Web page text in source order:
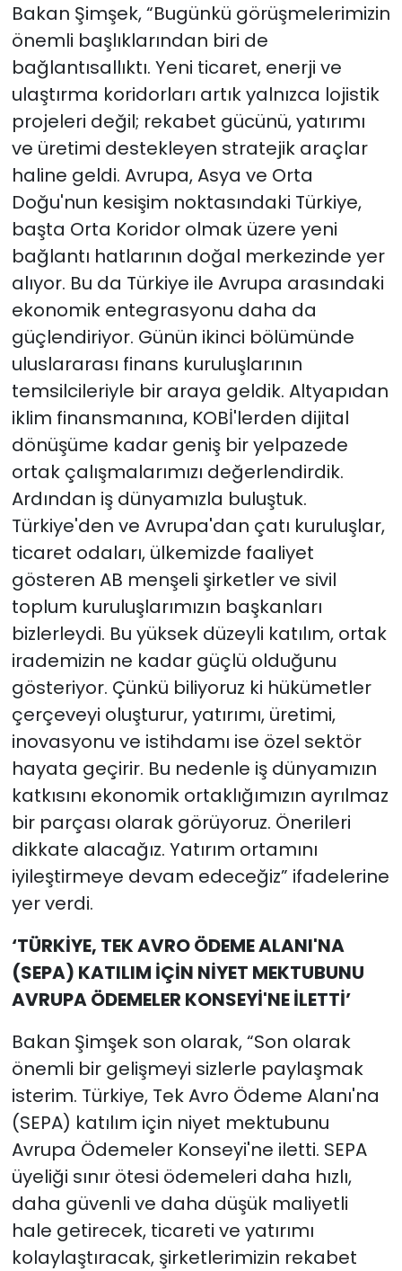
Bakan Şimşek, “Bugünkü görüşmelerimizin
önemli başlıklarından biri de
bağlantısallıktı. Yeni ticaret, enerji ve
ulaştırma koridorları artık yalnızca lojistik
projeleri değil; rekabet gücünü, yatırımı
ve üretimi destekleyen stratejik araçlar
haline geldi. Avrupa, Asya ve Orta
Doğu'nun kesişim noktasındaki Türkiye,
başta Orta Koridor olmak üzere yeni
bağlantı hatlarının doğal merkezinde yer
alıyor. Bu da Türkiye ile Avrupa arasındaki
ekonomik entegrasyonu daha da
güçlendiriyor. Günün ikinci bölümünde
uluslararası finans kuruluşlarının
temsilcileriyle bir araya geldik. Altyapıdan
iklim finansmanına, KOBİ'lerden dijital
dönüşüme kadar geniş bir yelpazede
ortak çalışmalarımızı değerlendirdik.
Ardından iş dünyamızla buluştuk.
Türkiye'den ve Avrupa'dan çatı kuruluşlar,
ticaret odaları, ülkemizde faaliyet
gösteren AB menşeli şirketler ve sivil
toplum kuruluşlarımızın başkanları
bizlerleydi. Bu yüksek düzeyli katılım, ortak
irademizin ne kadar güçlü olduğunu
gösteriyor. Çünkü biliyoruz ki hükümetler
çerçeveyi oluşturur, yatırımı, üretimi,
inovasyonu ve istihdamı ise özel sektör
hayata geçirir. Bu nedenle iş dünyamızın
katkısını ekonomik ortaklığımızın ayrılmaz
bir parçası olarak görüyoruz. Önerileri
dikkate alacağız. Yatırım ortamını
iyileştirmeye devam edeceğiz” ifadelerine
yer verdi.
‘TÜRKİYE, TEK AVRO ÖDEME ALANI'NA
(SEPA) KATILIM İÇİN NİYET MEKTUBUNU
AVRUPA ÖDEMELER KONSEYİ'NE İLETTİ’
Bakan Şimşek son olarak, “Son olarak
önemli bir gelişmeyi sizlerle paylaşmak
isterim. Türkiye, Tek Avro Ödeme Alanı'na
(SEPA) katılım için niyet mektubunu
Avrupa Ödemeler Konseyi'ne iletti. SEPA
üyeliği sınır ötesi ödemeleri daha hızlı,
daha güvenli ve daha düşük maliyetli
hale getirecek, ticareti ve yatırımı
kolaylaştıracak, şirketlerimizin rekabet